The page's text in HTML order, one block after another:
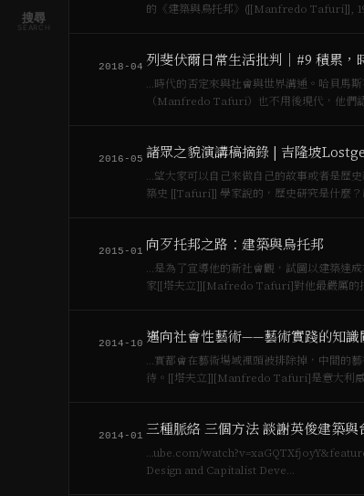
搜尋
SEARCH
2018-04 列斐伏爾日常生活批判｜#9 積累
…時代的否定來與社會與世界溝通。哈貝馬
（Manfredo Tafuri）也不用後現代，他們
2016-05 諸眾之貌演講稿摘錄 | 吉隆坡
…望大家可以自己來做自己的故事或者是歷
築史 [[Tafuri]] 學家說的，歷史研究是什麼
2015-01 向歹托邦之路：建築與烏托邦
…是為了宣導他的新社會觀，試圖以建築達
家[[塔夫立]][Mafredo Tafuri]對他最嚴厲的
2014-10 邁向社會性藝術——藝術實踐的知識
…實都會在藝術場域裡頭被排除掉，中間的藝術場是藝術生
待。[[塔夫立]][Manfredo Tafuri]是意大利
2014-01 三種脈絡 三個方法 談謝英俊建築
…ube.com/watch?v=xaGQTXfjoyY&feature=player_embedded) [^9]:
Design and Capitalist Deve…